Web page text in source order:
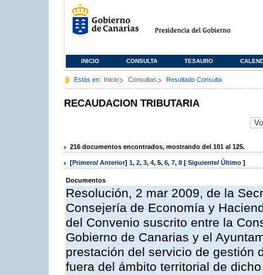
INICIO CONSULTA TESAURO
Estás en: Inicio Consultas Resultado Consulta
RECAUDACION TRIBUTARIA
216 documentos encontrados, mostrando del 101 al 125.
[Primero/ Anterior] 1, 2, 3, 4, 5, 6, 7, 8 [ Siguiente/ Último ]
Documentos
Resolución, 2 mar 2009, de la
Consejería de Economía y
del Convenio suscrito entre la
Gobierno de Canarias y el
prestación del servicio de gestión
fuera del ámbito territorial de